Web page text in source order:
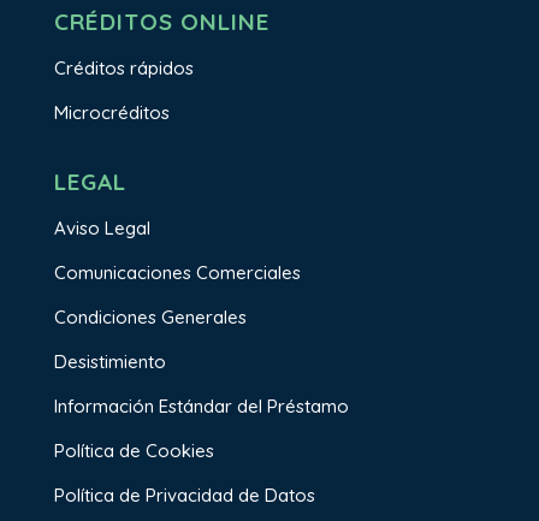
CRÉDITOS ONLINE
Créditos rápidos
Microcréditos
LEGAL
Aviso Legal
Comunicaciones Comerciales
Condiciones Generales
Desistimiento
Información Estándar del Préstamo
Política de Cookies
Política de Privacidad de Datos